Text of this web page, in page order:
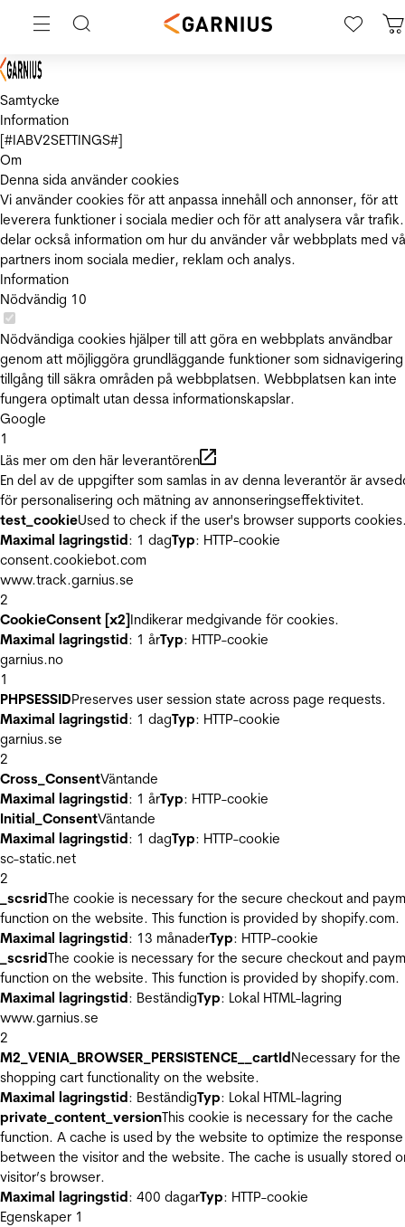
Samtycke
Information
[#IABV2SETTINGS#]
Om
Denna sida använder cookies
Vi använder cookies för att anpassa innehåll och annonser, för att
leverera funktioner i sociala medier och för att analysera vår
delar också information om hur du använder vår webbplats med
partners inom sociala medier, reklam och analys.
Information
Nödvändig 10
Nödvändiga cookies hjälper till att göra en webbplats användbar
genom att möjliggöra grundläggande funktioner som
tillgång till säkra områden på webbplatsen. Webbplatsen kan inte
fungera optimalt utan dessa informationskapslar.
Google
1
Läs mer om den här leverantören
En del av de uppgifter som samlas in av denna leverantör är
för personalisering och mätning av annonseringseffektivitet.
test_cookieUsed to check if the user's browser supports
Maximal lagringstid: 1 dagTyp: HTTP-cookie
consent.cookiebot.com
www.track.garnius.se
2
CookieConsent [x2]Indikerar medgivande för cookies.
Maximal lagringstid: 1 årTyp: HTTP-cookie
garnius.no
1
PHPSESSIDPreserves user session state across page requests.
Maximal lagringstid: 1 dagTyp: HTTP-cookie
garnius.se
2
Cross_ConsentVäntande
Maximal lagringstid: 1 årTyp: HTTP-cookie
Initial_ConsentVäntande
Maximal lagringstid: 1 dagTyp: HTTP-cookie
sc-static.net
2
_scsridThe cookie is necessary for the secure checkout and
function on the website. This function is provided by shopify.com.
Maximal lagringstid: 13 månaderTyp: HTTP-cookie
_scsridThe cookie is necessary for the secure checkout and
function on the website. This function is provided by shopify.com.
Maximal lagringstid: BeständigTyp: Lokal HTML-lagring
www.garnius.se
2
M2_VENIA_BROWSER_PERSISTENCE__cartIdNecessary for the
shopping cart functionality on the website.
Maximal lagringstid: BeständigTyp: Lokal HTML-lagring
private_content_versionThis cookie is necessary for the cache
function. A cache is used by the website to optimize the
between the visitor and the website. The cache is usually stored
visitor’s browser.
Maximal lagringstid: 400 dagarTyp: HTTP-cookie
Egenskaper 1